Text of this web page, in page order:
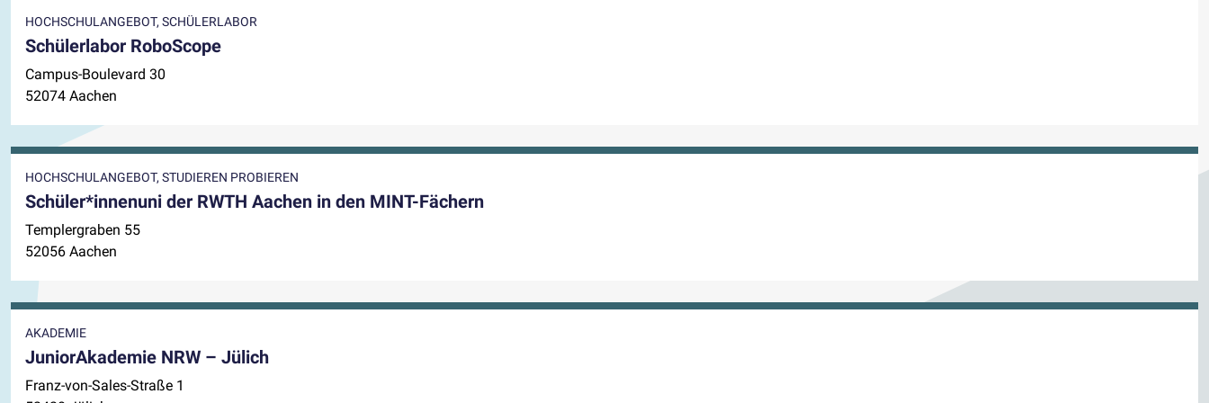
HOCHSCHULANGEBOT, SCHÜLERLABOR
Schülerlabor RoboScope
Campus-Boulevard 30
52074 Aachen
HOCHSCHULANGEBOT, STUDIEREN PROBIEREN
Schüler*innenuni der RWTH Aachen in den MINT-Fächern
Templergraben 55
52056 Aachen
AKADEMIE
JuniorAkademie NRW – Jülich
Franz-von-Sales-Straße 1